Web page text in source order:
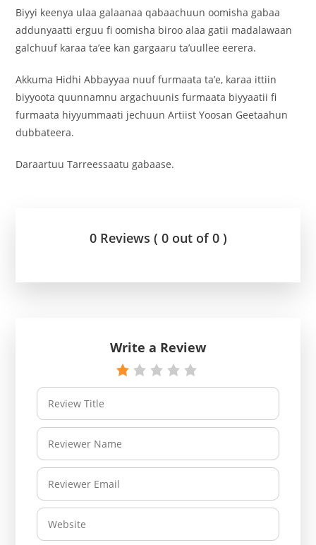
‎Biyyi keenya ulaa galaanaa qabaachuun oomisha gabaa
addunyaatti erguu fi oomisha biroo alaa gatii madalawaan
galchuuf karaa ta’ee kan gargaaru ta’uullee eerera.
‎Akkuma Hidhi Abbayyaa nuuf furmaata ta’e, karaa ittiin
biyyoota quunnamnu argachuunis furmaata biyyaatii fi
furmaata hiyyummaati jechuun Artiist Yoosan Geetaahun
dubbateera.
‎Daraartuu Tarreessaatu gabaase.
0 Reviews ( 0 out of 0 )
Write a Review